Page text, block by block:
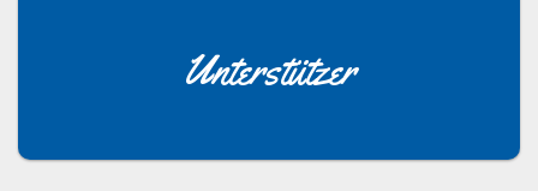
Unterstützer